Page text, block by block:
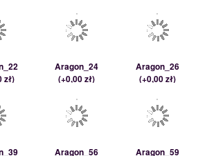
zł)
Aragon_24
(+0,00 zł)
Aragon_26
(+0,00 zł)
Aragon_56
Aragon_59